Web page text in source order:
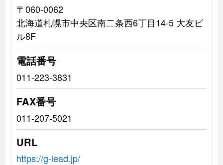
〒060-0062
北海道札幌市中央区南二条西6丁目14-5 大友ビ
ル8F
電話番号
011-223-3831
FAX番号
011-207-5021
URL
https://g-lead.jp/